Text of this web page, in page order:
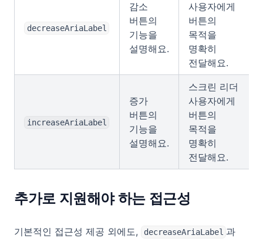
decreaseAriaLabel
감소
버튼의
기능을
설명해요.
사용자에게
버튼의
목적을
명확히
전달해요.
increaseAriaLabel
증가
버튼의
기능을
설명해요.
스크린 리더
사용자에게
버튼의
목적을
명확히
전달해요.
추가로 지원해야 하는 접근성
기본적인 접근성 제공 외에도, decreaseAriaLabel 과